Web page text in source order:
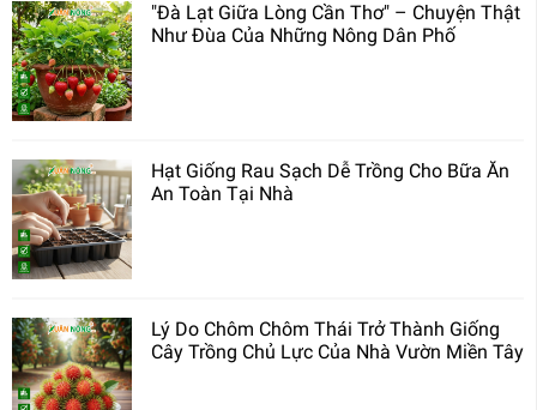
"Đà Lạt Giữa Lòng Cần Thơ" – Chuyện Thật
Như Đùa Của Những Nông Dân Phố
Hạt Giống Rau Sạch Dễ Trồng Cho Bữa Ăn
An Toàn Tại Nhà
Lý Do Chôm Chôm Thái Trở Thành Giống
Cây Trồng Chủ Lực Của Nhà Vườn Miền Tây